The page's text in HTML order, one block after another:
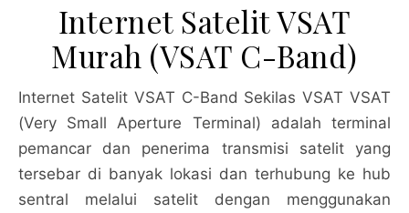
Internet Satelit VSAT
Murah (VSAT C-Band)
Internet Satelit VSAT C-Band Sekilas VSAT VSAT
(Very Small Aperture Terminal) adalah terminal
pemancar dan penerima transmisi satelit yang
tersebar di banyak lokasi dan terhubung ke hub
sentral melalui satelit dengan menggunakan